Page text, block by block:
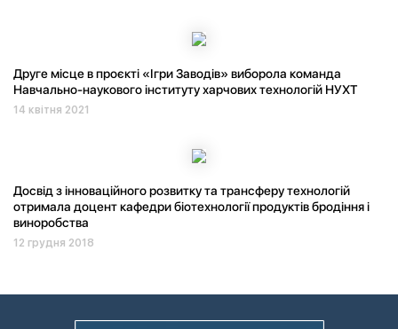
Друге місце в проєкті «Ігри Заводів» виборола команда
Навчально-наукового інституту харчових технологій НУХТ
14 квітня 2021
Досвід з інноваційного розвитку та трансферу технологій
отримала доцент кафедри біотехнології продуктів бродіння і
виноробства
12 грудня 2018